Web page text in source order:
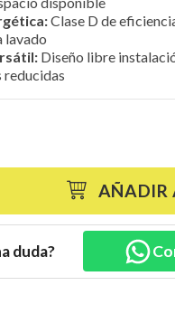
Clase D de
lavado
Diseño libre
reducidas
AÑADIR
duda?